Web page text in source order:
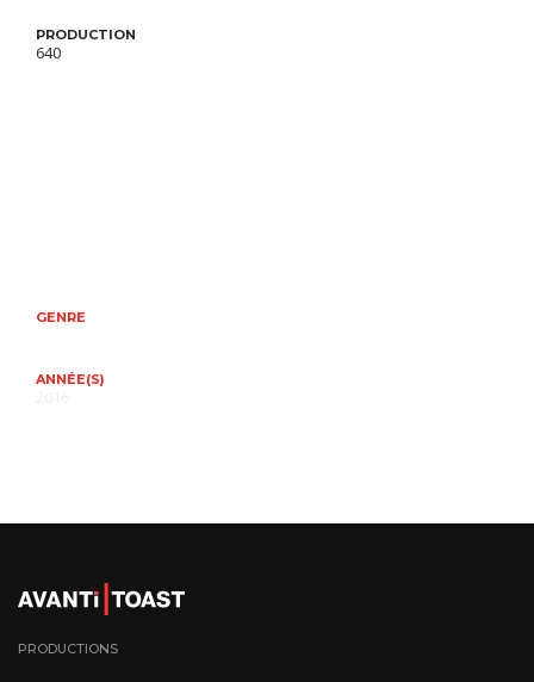
PRODUCTION
640
GENRE
ANNÉE(S)
PRODUCTIONS